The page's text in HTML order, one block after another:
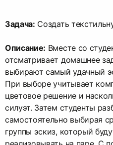
Задача: Создать
Описание: Вместе со
отсматривает домашнее
выбирают самый удачный
При выборе учитывает
цветовое решение и
силуэт. Затем студенты
самостоятельно выбирая
группы эскиз, который